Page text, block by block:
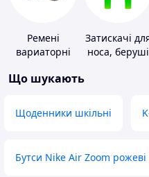
Ремені
вариаторні
Затискачі
носа, беруші
Що шукають
Щоденники шкільні
Бутси Nike Air Zoom рожеві